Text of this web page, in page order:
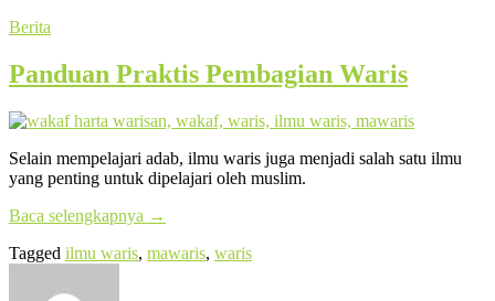
Berita
Panduan Praktis Pembagian Waris
Selain mempelajari adab, ilmu waris juga menjadi salah satu ilmu
yang penting untuk dipelajari oleh muslim.
Baca selengkapnya →
Tagged ilmu waris, mawaris, waris